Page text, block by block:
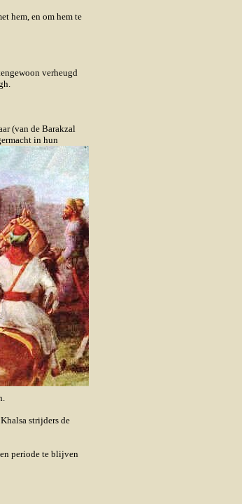
hem, en om hem te
verheugd
(van de Barakzal
in hun
strijders de
periode te blijven